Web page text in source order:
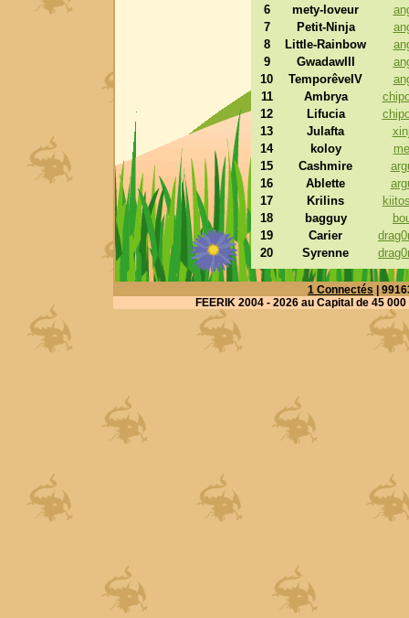
6
mety-loveur
7
Petit-Ninja
8
Little-Rainbow
9
GwadawIII
10
TemporêveIV
11
Ambrya
12
Lifucia
13
Julafta
14
koloy
15
Cashmire
16
Ablette
17
Krilins
18
bagguy
19
Carier
20
Syrenne
1 Connectés |
FEERIK 2004 - 2026 au Capital de 45 000